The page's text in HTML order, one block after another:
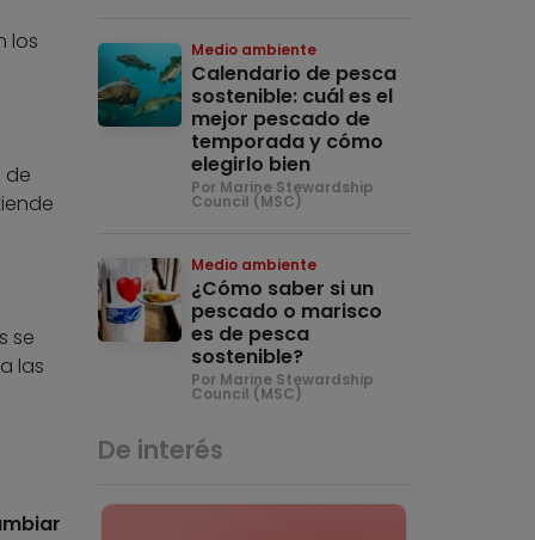
los
de
se
las
Medio ambiente
Calendario de pesca
sostenible: cuál es el
mejor pescado de
temporada y cómo
elegirlo bien
Por Marine Stewardship
Council (MSC)
Medio ambiente
¿Cómo saber si un
pescado o marisco
es de pesca
sostenible?
Por Marine Stewardship
Council (MSC)
De interés